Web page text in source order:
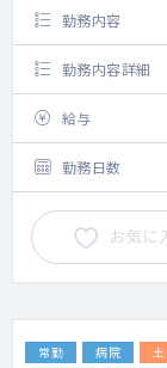
勤務内容
勤務内容詳細
給与
勤務日数
お気に
常勤 病院